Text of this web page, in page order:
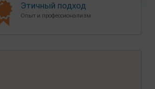
Этичный подход
Опыт и профессионализм